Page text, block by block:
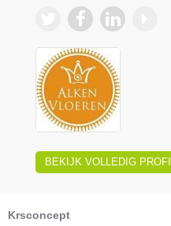
BEKIJK VOLLEDIG
Krsconcept